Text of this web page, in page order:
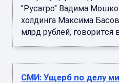
"Русагро" Вадима
холдинга Максима
млрд рублей, говорится
СМИ: Ущерб по делу